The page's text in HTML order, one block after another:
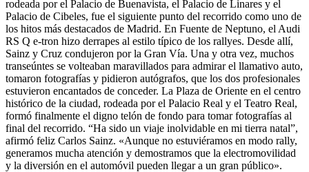
rodeada por el Palacio de Buenavista, el Palacio de Linares y el
Palacio de Cibeles, fue el siguiente punto del recorrido como uno de
los hitos más destacados de Madrid. En Fuente de Neptuno, el Audi
RS Q e-tron hizo derrapes al estilo típico de los rallyes. Desde allí,
Sainz y Cruz condujeron por la Gran Vía. Una y otra vez, muchos
transeúntes se volteaban maravillados para admirar el llamativo auto,
tomaron fotografías y pidieron autógrafos, que los dos profesionales
estuvieron encantados de conceder. La Plaza de Oriente en el centro
histórico de la ciudad, rodeada por el Palacio Real y el Teatro Real,
formó finalmente el digno telón de fondo para tomar fotografías al
final del recorrido. “Ha sido un viaje inolvidable en mi tierra natal”,
afirmó feliz Carlos Sainz. «Aunque no estuviéramos en modo rally,
generamos mucha atención y demostramos que la electromovilidad
y la diversión en el automóvil pueden llegar a un gran público».